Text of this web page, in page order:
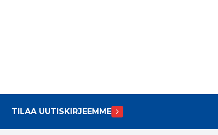
TILAA UUTISKIRJEEMME